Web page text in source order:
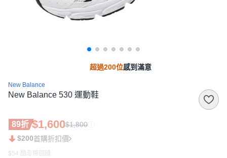
超過200位感到滿意
New Balance
New Balance 530 運動鞋
89折 $1,600$1,800
$200首購折扣價
$54 酷澎幣回饋